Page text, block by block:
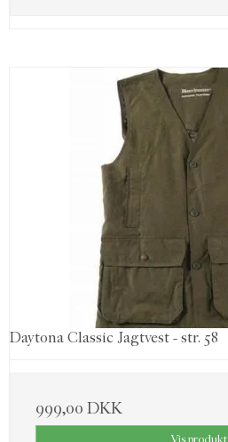
Daytona Classic Jagtvest - str. 58
999,00 DKK
Vis produkt